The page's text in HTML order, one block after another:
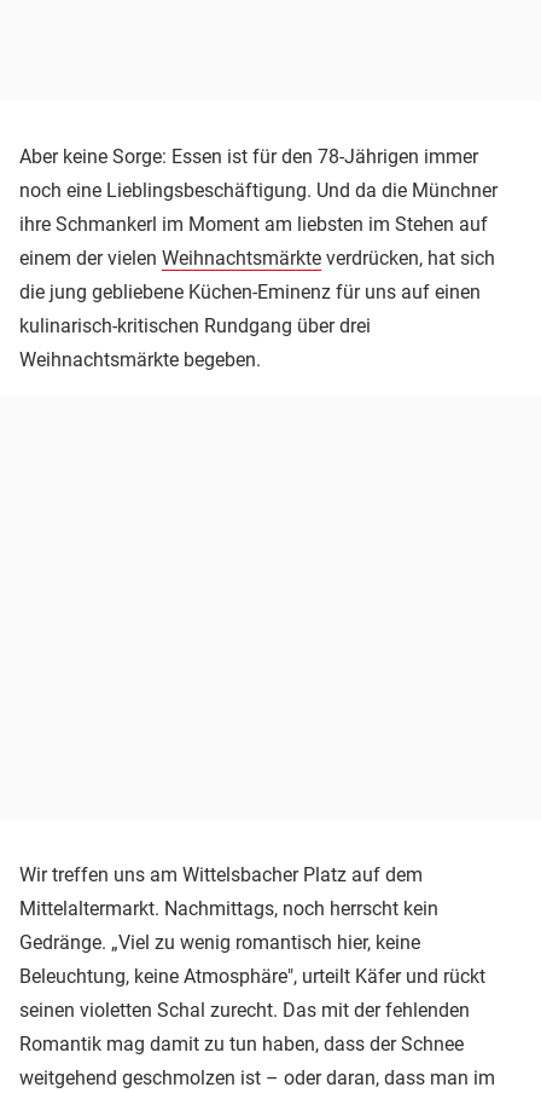
Aber keine Sorge: Essen ist für den 78-Jährigen immer
noch eine Lieblingsbeschäftigung. Und da die Münchner
ihre Schmankerl im Moment am liebsten im Stehen auf
einem der vielen Weihnachtsmärkte verdrücken, hat sich
die jung gebliebene Küchen-Eminenz für uns auf einen
kulinarisch-kritischen Rundgang über drei
Weihnachtsmärkte begeben.
Wir treffen uns am Wittelsbacher Platz auf dem
Mittelaltermarkt. Nachmittags, noch herrscht kein
Gedränge. „Viel zu wenig romantisch hier, keine
Beleuchtung, keine Atmosphäre", urteilt Käfer und rückt
seinen violetten Schal zurecht. Das mit der fehlenden
Romantik mag damit zu tun haben, dass der Schnee
weitgehend geschmolzen ist – oder daran, dass man im